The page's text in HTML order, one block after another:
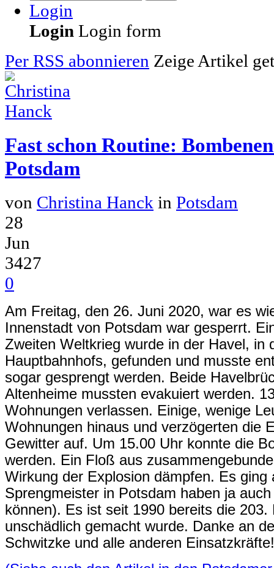
Login
Login Login form
Per RSS abonnieren Zeige Artikel
Fast schon Routine:
Potsdam
von Christina Hanck in Potsdam
28
Jun
3427
0
Am Freitag, den 26. Juni 2020, war es
Innenstadt von Potsdam war gesperrt.
Zweiten Weltkrieg wurde in der Havel, in
Hauptbahnhofs, gefunden und musste
sogar gesprengt werden. Beide
Altenheime mussten evakuiert werden.
Wohnungen verlassen. Einige, wenige
Wohnungen hinaus und verzögerten die
Gewitter auf. Um 15.00 Uhr konnte die
werden. Ein Floß aus
Wirkung der Explosion dämpfen. Es ging
Sprengmeister in Potsdam haben ja
können). Es ist seit 1990 bereits die
unschädlich gemacht wurde. Danke an
Schwitzke und alle anderen Einsatzkräfte!